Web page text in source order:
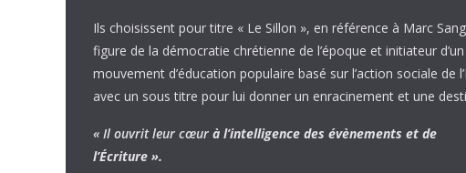
Ils choisissent pour titre « Le Sillon », en référence à Marc
figure de la démocratie chrétienne de l’époque et initiateur d’un
mouvement d’éducation populaire basé sur l’action sociale de
avec un sous titre pour lui donner un enracinement et une
« Il ouvrit leur cœur à l’intelligence des évènements et de
l’Écriture ».